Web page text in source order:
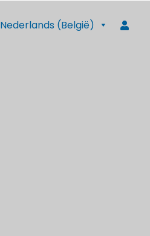
Nederlands (België)